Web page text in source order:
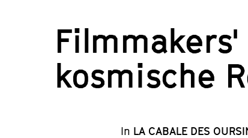
kosmische
In LA CABALE DES